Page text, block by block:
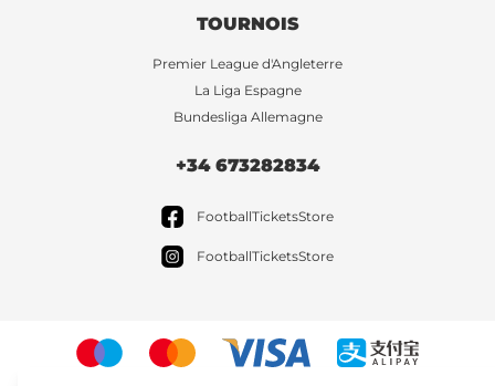
TOURNOIS
Premier League d'Angleterre
La Liga Espagne
Bundesliga Allemagne
+34 673282834
FootballTicketsStore
FootballTicketsStore